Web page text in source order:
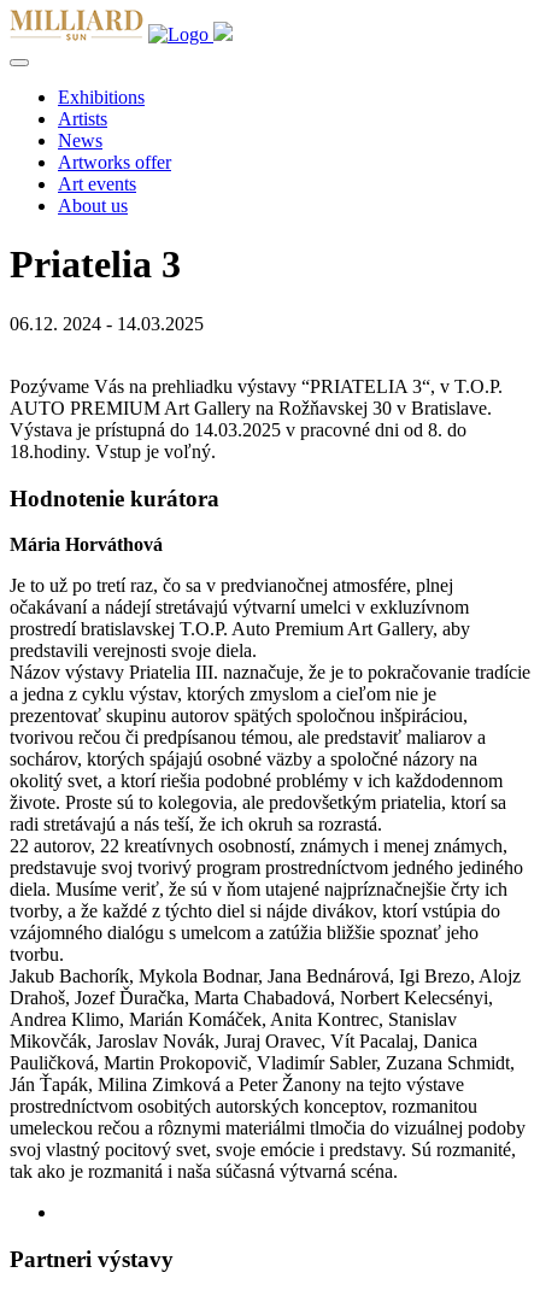
Exhibitions
Artists
News
Artworks offer
Art events
About us
Priatelia 3
06.12. 2024 - 14.03.2025
Pozývame Vás na prehliadku výstavy “PRIATELIA 3“, v T.O.P.
AUTO PREMIUM Art Gallery na Rožňavskej 30 v Bratislave.
Výstava je prístupná do 14.03.2025 v pracovné dni od 8. do
18.hodiny. Vstup je voľný.
Hodnotenie kurátora
Mária Horváthová
Je to už po tretí raz, čo sa v predvianočnej atmosfére, plnej
očakávaní a nádejí stretávajú výtvarní umelci v exkluzívnom
prostredí bratislavskej T.O.P. Auto Premium Art Gallery, aby
predstavili verejnosti svoje diela.
Názov výstavy Priatelia III. naznačuje, že je to pokračovanie tradície
a jedna z cyklu výstav, ktorých zmyslom a cieľom nie je
prezentovať skupinu autorov spätých spoločnou inšpiráciou,
tvorivou rečou či predpísanou témou, ale predstaviť maliarov a
sochárov, ktorých spájajú osobné väzby a spoločné názory na
okolitý svet, a ktorí riešia podobné problémy v ich každodennom
živote. Proste sú to kolegovia, ale predovšetkým priatelia, ktorí sa
radi stretávajú a nás teší, že ich okruh sa rozrastá.
22 autorov, 22 kreatívnych osobností, známych i menej známych,
predstavuje svoj tvorivý program prostredníctvom jedného jediného
diela. Musíme veriť, že sú v ňom utajené najpríznačnejšie črty ich
tvorby, a že každé z týchto diel si nájde divákov, ktorí vstúpia do
vzájomného dialógu s umelcom a zatúžia bližšie spoznať jeho
tvorbu.
Jakub Bachorík, Mykola Bodnar, Jana Bednárová, Igi Brezo, Alojz
Drahoš, Jozef Ďuračka, Marta Chabadová, Norbert Kelecsényi,
Andrea Klimo, Marián Komáček, Anita Kontrec, Stanislav
Mikovčák, Jaroslav Novák, Juraj Oravec, Vít Pacalaj, Danica
Pauličková, Martin Prokopovič, Vladimír Sabler, Zuzana Schmidt,
Ján Ťapák, Milina Zimková a Peter Žanony na tejto výstave
prostredníctvom osobitých autorských konceptov, rozmanitou
umeleckou rečou a rôznymi materiálmi tlmočia do vizuálnej podoby
svoj vlastný pocitový svet, svoje emócie i predstavy. Sú rozmanité,
tak ako je rozmanitá i naša súčasná výtvarná scéna.
Partneri výstavy